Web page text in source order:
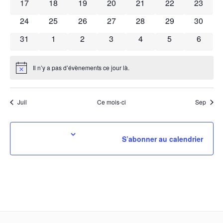
17 18 19 20 21 22
23
0
24
0
25
0
26
0
27
0
28
0
29
0
30
0
31
0
1
0
2
0
3
0
4
0
5
0
6
Notice Il n’y a pas d’évènements ce jour là.
Juil Ce mois-ci Sep
S’abonner au calendrier